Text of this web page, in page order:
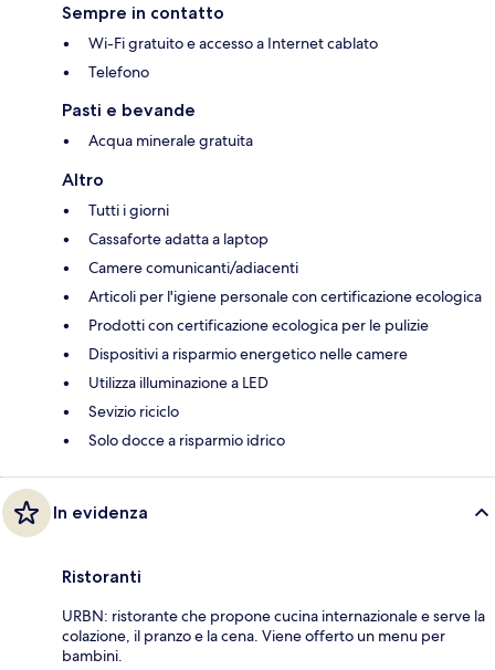
Sempre in contatto
Wi-Fi gratuito e accesso a Internet cablato
Telefono
Pasti e bevande
Acqua minerale gratuita
Altro
Tutti i giorni
Cassaforte adatta a laptop
Camere comunicanti/adiacenti
Articoli per l'igiene personale con certificazione ecologica
Prodotti con certificazione ecologica per le pulizie
Dispositivi a risparmio energetico nelle camere
Utilizza illuminazione a LED
Sevizio riciclo
Solo docce a risparmio idrico
In evidenza
Ristoranti
URBN: ristorante che propone cucina internazionale e serve la
colazione, il pranzo e la cena. Viene offerto un menu per
bambini.